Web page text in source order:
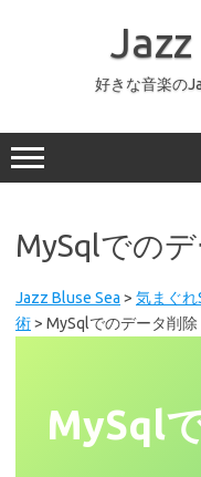
ッ
プ
好きな音楽の
MySqlでの
Jazz Bluse Sea > 気まぐれ
術> MySqlでのデータ削除
MySql